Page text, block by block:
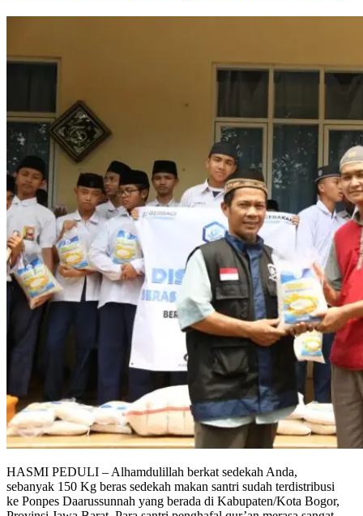
HASMI PEDULI – Alhamdulillah berkat sedekah Anda,
sebanyak 150 Kg beras sedekah makan santri sudah terdistribusi
ke Ponpes Daarussunnah yang berada di Kabupaten/Kota Bogor,